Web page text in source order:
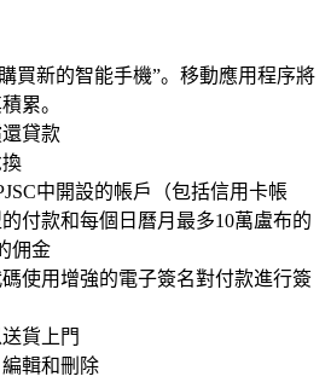
買新的智能手機”。移動應用程序將
累。
貸款
中開設的帳戶（包括信用卡帳
付款和每個日曆月最多10萬盧布的
佣金
使用增強的電子簽名對付款進行簽
貨上門
輯和刪除